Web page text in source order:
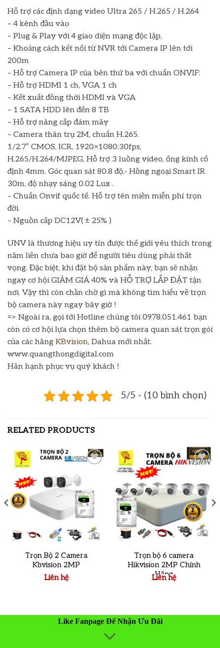
Hỗ trợ các định dạng video Ultra 265 / H.265 / H.264
– 4 kênh đầu vào
– Plug & Play với 4 giao diện mạng độc lập,
– Khoảng cách kết nối từ NVR tới Camera IP lên tới
200m
– Hỗ trợ Camera IP của bên thứ ba với chuẩn ONVIF:
– Hỗ trợ HDMI 1 ch, VGA 1 ch
– Kết xuất đồng thời HDMI và VGA
– 1 SATA HDD lên đến 8 TB
– Hỗ trợ nâng cấp đám mây
– Camera thân trụ 2M, chuẩn H.265.
1/2.7″ CMOS, ICR, 1920×1080:30fps,
H.265/H.264/MJPEG, Hỗ trợ 3 luồng video, ống kính cố
định 4mm. Góc quan sát 80.8 độ.- Hồng ngoại Smart IR
30m, độ nhạy sáng 0.02 Lux .
– Chuẩn Onvif quốc tế. Hỗ trợ tên miền miễn phí trọn
đời.
– Nguồn cấp DC12V( ± 25% )
UNV là thương hiệu uy tín được thế giới yêu thích trong
năm liền chưa bao giờ để người tiêu dùng phải thất
vọng. Đặc biệt, khi đặt bộ sản phẩm này, bạn sẽ nhận
ngay cơ hội GIẢM GIÁ 40% và HỖ TRỢ LẮP ĐẶT tận
nơi. Vậy thì còn chần chờ gì mà không tìm hiểu về trọn
bộ camera này ngay bây giờ !
=> Ngoài ra, gọi tới Hotline chúng tôi 0978.051.461 bạn
còn có cơ hội lựa chọn thêm bộ camera quan sát trọn gói
của các hãng KBvision, Dahua mới nhất.
www.quangthongdigital.com
Hân hạnh phục vụ quý khách !
5/5 - (10 bình chọn)
RELATED PRODUCTS
wishlist
Trọn Bộ 2 Camera
Kbvision 2MP
Liên hệ
Add to
wishlist
Trọn bộ 6 camera
Hikvision 2MP Chính
Hãng
Liên hệ
Like Fanpage Để Nhận Ưu Đãi